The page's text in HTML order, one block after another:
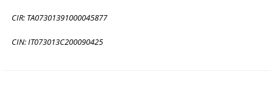
CIR: TA07301391000045877
CIN: IT073013C200090425